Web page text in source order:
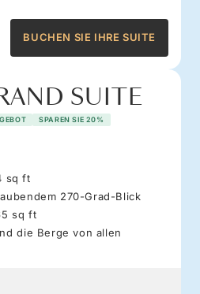
BUCHEN SIE IHRE SUITE
SUITE
SPAREN SIE 20%
sq ft
270-Grad-Blick
sq ft
die Berge von allen